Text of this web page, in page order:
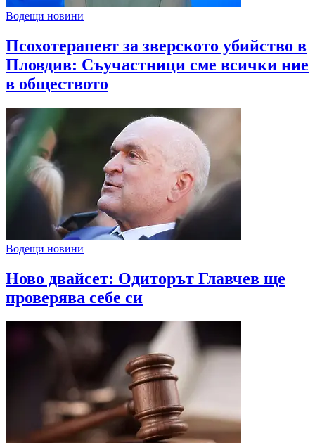
Водещи новини
Псохотерапевт за зверското убийство в
Пловдив: Съучастници сме всички ние
в обществото
Водещи новини
Ново двайсет: Одиторът Главчев ще
проверява себе си